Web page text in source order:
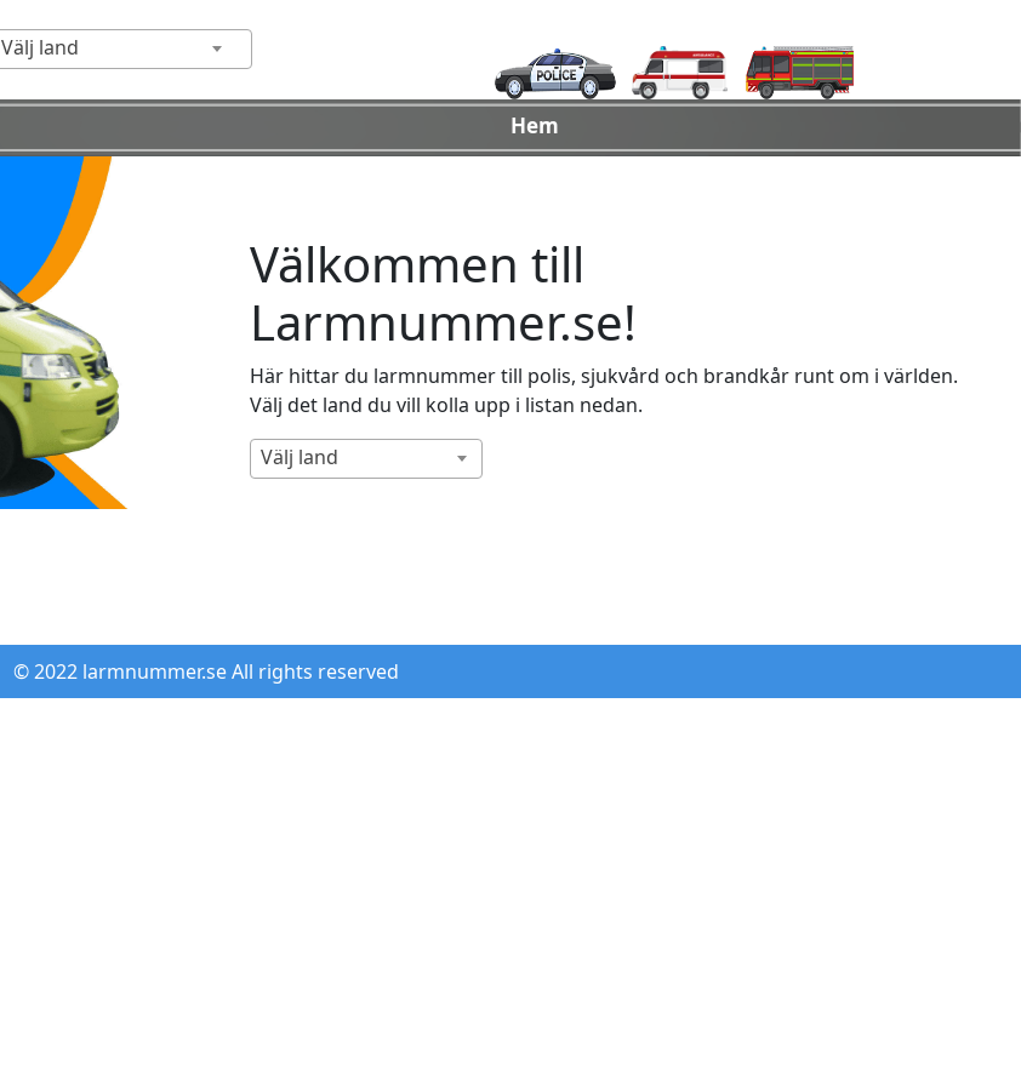
Välj land
Hem
Välkommen till
Larmnummer.se!
Här hittar du larmnummer till polis, sjukvård och brandkår runt om i världen.
Välj det land du vill kolla upp i listan nedan.
Välj land
© 2022 larmnummer.se All rights reserved